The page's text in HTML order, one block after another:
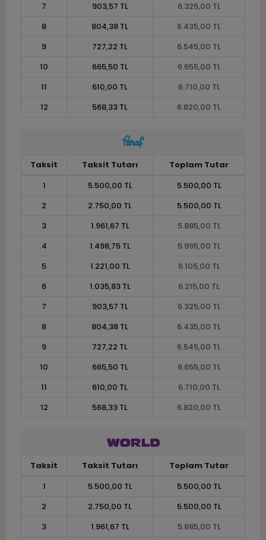
7 903,57 TL
6.325,00 TL
8
804,38 TL
6.435,00 TL
9
727,22 TL
6.545,00 TL
10
665,50 TL
6.655,00 TL
11
610,00 TL
6.710,00 TL
12
568,33 TL 6.820,00 TL
Taksit Taksit Tutarı
Toplam Tutar
1
5.500,00 TL
5.500,00 TL
2
2.750,00 TL
5.500,00 TL
3
1.961,67 TL
5.885,00 TL
4
1.498,75 TL
5.995,00 TL
5
1.221,00 TL
6.105,00 TL
6
1.035,83 TL
6.215,00 TL
7
903,57 TL
6.325,00 TL
8
804,38 TL
6.435,00 TL
9
727,22 TL
6.545,00 TL
10
665,50 TL
6.655,00 TL
11
610,00 TL
6.710,00 TL
12
568,33 TL 6.820,00 TL
Taksit Taksit Tutarı
Toplam Tutar
1
5.500,00 TL
5.500,00 TL
2
2.750,00 TL
5.500,00 TL
3
1.961,67 TL
5.885,00 TL